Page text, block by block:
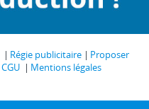
Régie publicitaire
Proposer
CGU
Mentions légales